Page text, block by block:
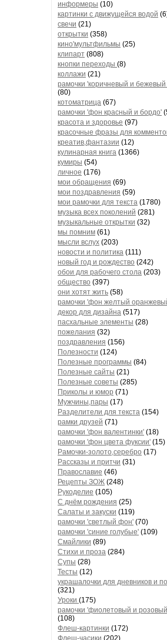
информеры (10)
картинки с движущейся водой
свечи (21)
открытки (358)
кино'мультфильмы (25)
клипарт (808)
кнопки переходы (8)
коллажи (21)
рамочки 'коричневый и
(80)
котоматрица (67)
рамочки 'фон красный и бордо'
красота и здоровье (97)
красочные фразы для
креатив,фантазии (12)
кулинарная книга (1366)
кумиры (54)
личное (176)
мои обращения (69)
мои поздравления (59)
мои рамочки для текста (1780)
музыка всех поколений (281)
музыкальные открытки (32)
мы помним (61)
мысли вслух (203)
новости и политика (111)
новый год и рождество (242)
обои для рабочего стола (203)
общество (397)
они хотят жить (58)
рамочки 'фон желтый
декор для дизайна (517)
пасхальные элементы (28)
пожелания (32)
поздравления (156)
Полезности (124)
Полезные программы (84)
Полезные сайты (21)
Полезные советы (285)
Приколы и юмор (71)
Мужчины,пары (17)
Разделители для текста (154)
рамки друзей (71)
рамочки 'фон валентинки' (18)
рамочки 'фон цвета фуксии' (15)
Рамочки-золото,серебро (17)
Рассказы и притчи (31)
Православие (46)
Рецепты ЗОЖ (248)
Рукоделие (105)
С днём рождения (25)
Салаты и закуски (119)
рамочки 'светлый фон' (70)
рамочки 'синие голубые' (109)
Смайлики (89)
Стихи и проза (284)
Супы (28)
Тесты (12)
украшалочки для дневников и
(321)
Уроки (175)
рамочки 'фиолетовый и
(108)
Флеш-картинки (172)
Флеш-часики (202)